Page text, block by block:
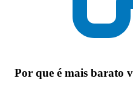
Por que é mais barato